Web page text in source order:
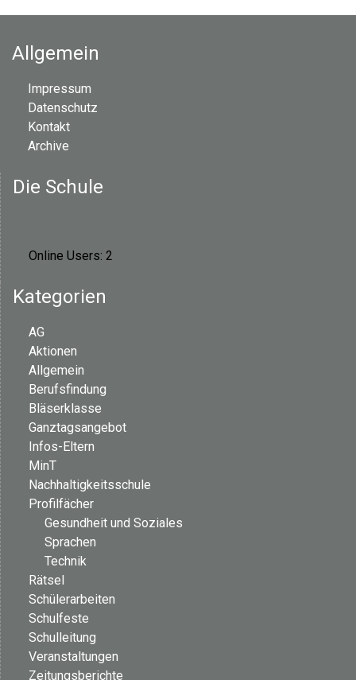
Allgemein
Impressum
Datenschutz
Kontakt
Archive
Die Schule
Online Users: 2
Kategorien
AG
Aktionen
Allgemein
Berufsfindung
Bläserklasse
Ganztagsangebot
Infos-Eltern
MinT
Nachhaltigkeitsschule
Profilfächer
Gesundheit und Soziales
Sprachen
Technik
Rätsel
Schülerarbeiten
Schulfeste
Schulleitung
Veranstaltungen
Zeitungsberichte